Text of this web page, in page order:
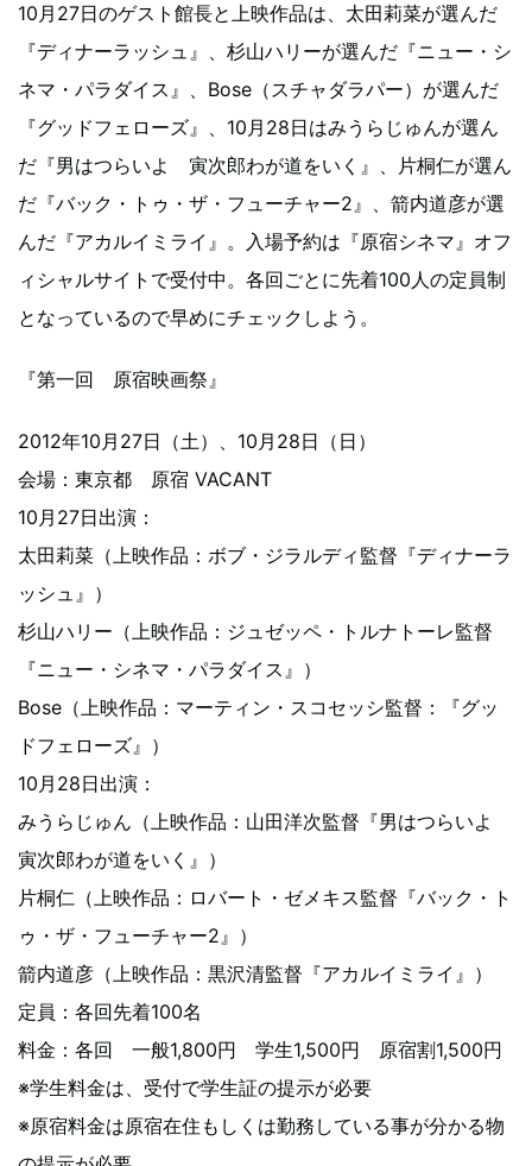
10月27日のゲスト館長と上映作品は、太田莉菜が選んだ
『ディナーラッシュ』、杉山ハリーが選んだ『ニュー・シ
ネマ・パラダイス』、Bose（スチャダラパー）が選んだ
『グッドフェローズ』、10月28日はみうらじゅんが選ん
だ『男はつらいよ 寅次郎わが道をいく』、片桐仁が選ん
だ『バック・トゥ・ザ・フューチャー2』、箭内道彦が選
んだ『アカルイミライ』。入場予約は『原宿シネマ』オフ
ィシャルサイトで受付中。各回ごとに先着100人の定員制
となっているので早めにチェックしよう。
『第一回 原宿映画祭』
2012年10月27日（土）、10月28日（日）
会場：東京都 原宿 VACANT
10月27日出演：
太田莉菜（上映作品：ボブ・ジラルディ監督『ディナーラ
ッシュ』）
杉山ハリー（上映作品：ジュゼッペ・トルナトーレ監督
『ニュー・シネマ・パラダイス』）
Bose（上映作品：マーティン・スコセッシ監督：『グッ
ドフェローズ』）
10月28日出演：
みうらじゅん（上映作品：山田洋次監督『男はつらいよ
寅次郎わが道をいく』）
片桐仁（上映作品：ロバート・ゼメキス監督『バック・ト
ゥ・ザ・フューチャー2』）
箭内道彦（上映作品：黒沢清監督『アカルイミライ』）
定員：各回先着100名
料金：各回 一般1,800円 学生1,500円 原宿割1,500円
※学生料金は、受付で学生証の提示が必要
※原宿料金は原宿在住もしくは勤務している事が分かる物